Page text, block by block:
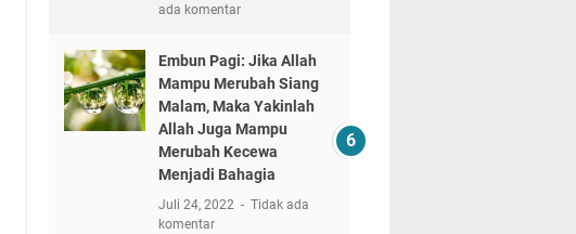
ada komentar
Embun Pagi: Jika Allah
Mampu Merubah Siang
Malam, Maka Yakinlah
Allah Juga Mampu
Merubah Kecewa
Menjadi Bahagia
Juli 24, 2022
Tidak ada
komentar